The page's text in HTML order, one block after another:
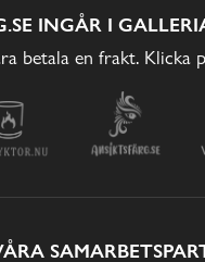
INGÅR I
betala en frakt.